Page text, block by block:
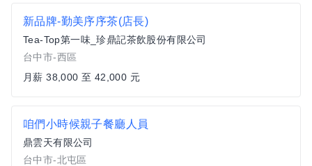
新品牌-勤美序序茶(店長)
Tea-Top第一味_珍鼎記茶飲股份有限公司
台中市-西區
月薪 38,000 至 42,000 元
咱們小時候親子餐廳人員
鼎雲天有限公司
台中市-北屯區